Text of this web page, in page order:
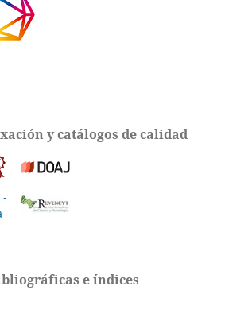
y catálogos de calidad
e índices